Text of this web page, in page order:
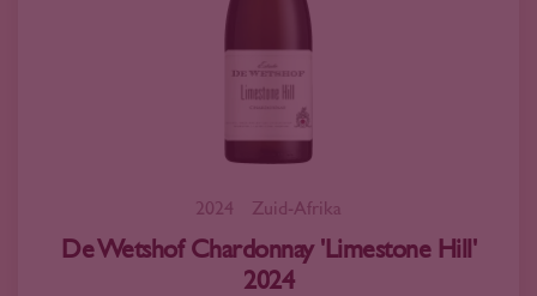
2024 Zuid-Afrika
De Wetshof Chardonnay 'Limestone Hill'
2024